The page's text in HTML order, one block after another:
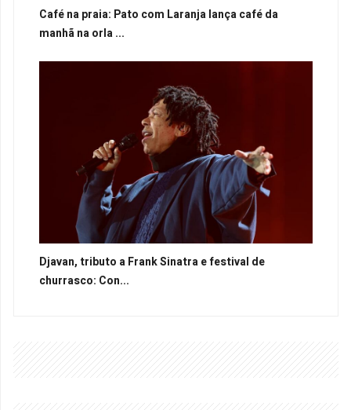
Café na praia: Pato com Laranja lança café da
manhã na orla ...
Djavan, tributo a Frank Sinatra e festival de
churrasco: Con...